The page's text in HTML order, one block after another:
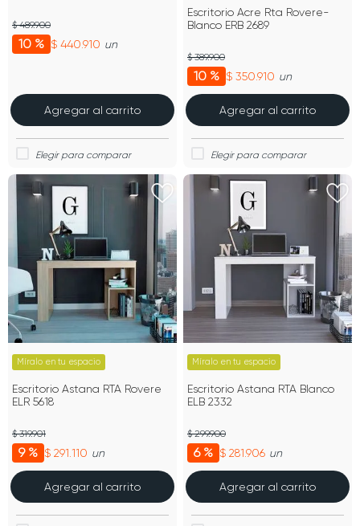
10 % $ 440.910
$ 489.900
un
Agregar al carrito
Escritorio Acre Rta Rovere-
Blanco ERB 2689
10 % $ 350.910
$ 389.900
un
Agregar al carrito
Míralo en tu espacio
Escritorio Astana RTA Rovere
ELR 5618
9 % $ 291.110
$ 319.901
un
Agregar al carrito
Míralo en tu espacio
Escritorio Astana RTA Blanco
ELB 2332
6 % $ 281.906
$ 299.900
un
Agregar al carrito